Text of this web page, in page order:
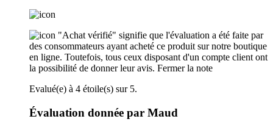
"Achat vérifié" signifie que l'évaluation a été faite par
des consommateurs ayant acheté ce produit sur notre boutique
en ligne. Toutefois, tous ceux disposant d'un compte client ont
la possibilité de donner leur avis. Fermer la note
Evalué(e) à 4 étoile(s) sur 5.
Évaluation donnée par Maud